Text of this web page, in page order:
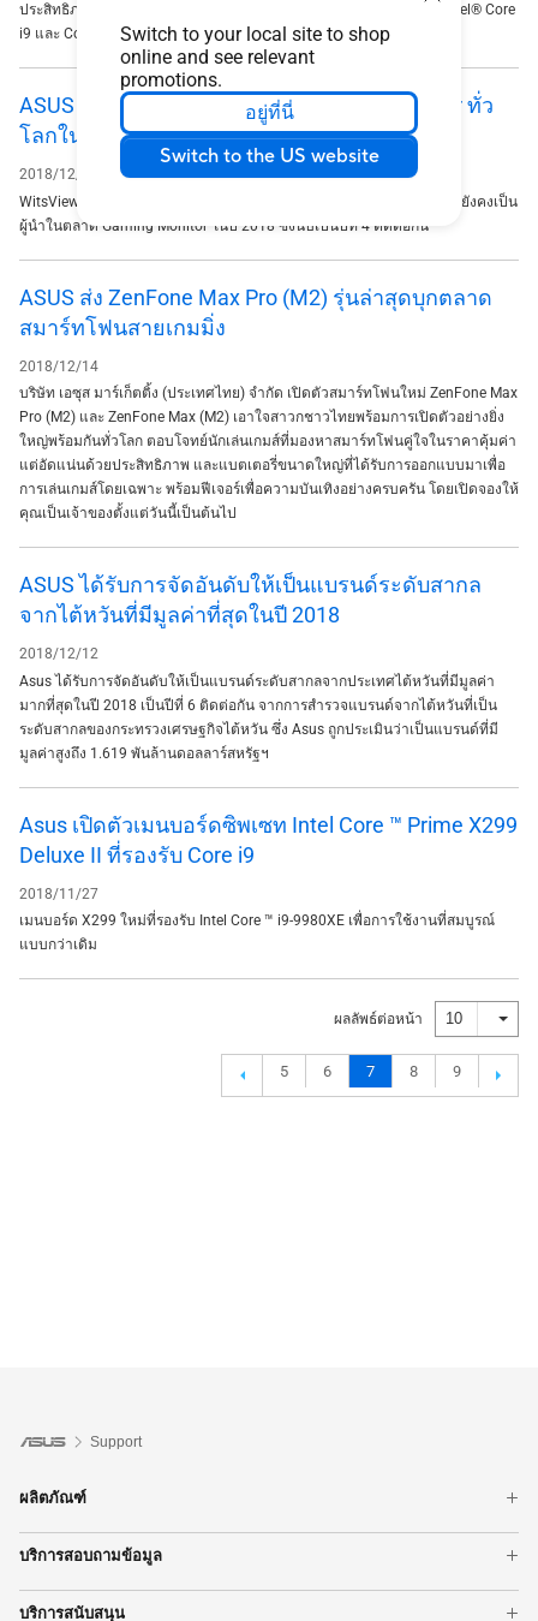
Switch to your local site to shop
online and see relevant
promotions.
อยู่ที่นี่
Switch to the US website
ประสิทธิภาพที่ดีขึ้นกว่าเดิมสูงสุดถึง 30% ด้วยขุมพลัง 9th Generation Intel® Core
i9 และ Core i7 processors
ASUS ROG ยังคงเป็นผู้นำตลาด Gaming Monitor ทั่ว
โลกในปี 2018 และเป็นปีที่ 4 ติดต่อกัน
2018/12/15
WitsView ได้ออกรายงานล่าสุดเกี่ยวกับ Gaming Monitor ว่า ASUS ROG ยังคงเป็น
ผู้นำในตลาด Gaming Monitor ในปี 2018 ซึ่งนับเป็นปีที่ 4 ติดต่อกัน
ASUS ส่ง ZenFone Max Pro (M2) รุ่นล่าสุดบุกตลาด
สมาร์ทโฟนสายเกมมิ่ง
2018/12/14
บริษัท เอซุส มาร์เก็ตติ้ง (ประเทศไทย) จำกัด เปิดตัวสมาร์ทโฟนใหม่ ZenFone Max
Pro (M2) และ ZenFone Max (M2) เอาใจสาวกชาวไทยพร้อมการเปิดตัวอย่างยิ่ง
ใหญ่พร้อมกันทั่วโลก ตอบโจทย์นักเล่นเกมส์ที่มองหาสมาร์ทโฟนคู่ใจในราคาคุ้มค่า
แต่อัดแน่นด้วยประสิทธิภาพ และแบตเตอรี่ขนาดใหญ่ที่ได้รับการออกแบบมาเพื่อ
การเล่นเกมส์โดยเฉพาะ พร้อมฟีเจอร์เพื่อความบันเทิงอย่างครบครัน โดยเปิดจองให้
คุณเป็นเจ้าของตั้งแต่วันนี้เป็นต้นไป
ASUS ได้รับการจัดอันดับให้เป็นแบรนด์ระดับสากล
จากไต้หวันที่มีมูลค่าที่สุดในปี 2018
2018/12/12
Asus ได้รับการจัดอันดับให้เป็นแบรนด์ระดับสากลจากประเทศไต้หวันที่มีมูลค่า
มากที่สุดในปี 2018 เป็นปีที่ 6 ติดต่อกัน จากการสำรวจแบรนด์จากไต้หวันที่เป็น
ระดับสากลของกระทรวงเศรษฐกิจไต้หวัน ซึ่ง Asus ถูกประเมินว่าเป็นแบรนด์ที่มี
มูลค่าสูงถึง 1.619 พันล้านดอลลาร์สหรัฐฯ
Asus เปิดตัวเมนบอร์ดซิพเซท Intel Core ™ Prime X299
Deluxe II ที่รองรับ Core i9
2018/11/27
เมนบอร์ด X299 ใหม่ที่รองรับ Intel Core ™ i9-9980XE เพื่อการใช้งานที่สมบูรณ์
แบบกว่าเดิม
ผลลัพธ์ต่อหน้า 10
5 6 7 8 9
Support
ผลิตภัณฑ์
สมาร์ทโฟน
โน้ตบุ๊ค
เดสก์ท็อป
บริการสอบถามข้อมูล
ศูนย์บริการ ASUS
ตรวจสอบการรับประกัน
บริการสนับสนุน